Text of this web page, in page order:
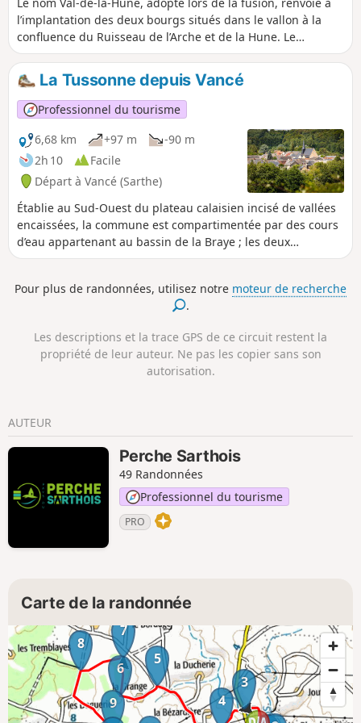
l’implantation des deux bourgs situés dans le vallon à la
confluence du Ruisseau de l’Arche et de la Hune. Le
territoire est occupé très anciennement, en témoigne le
dolmen, situé à la limite avec Tresson, datant du
Néolithique ainsi que la voie antique, Via Turniacensis,
reliant Le Mans à Blois ; passant par Volnay et Saint-Mars-
de-Locquenay avant de se diriger vers la Vallée du Loir. Elle
favorisa le développement de grands domaines agricoles,
expliquant la présence de nombreux fiefs à l’époque
médiévale dont il reste peu de vestiges (Champion, Pois, le
Grand Yvay, Mélève, Sargilet) à l’exception de la Chesnaye
qui les engloba pour la plupart au cours de l’Époque
Moderne (XVIe-XVIIIe siècle).
La Tussonne depuis Vancé
Professionnel du tourisme
6,68 km
+97 m
-90 m
2h 10
Facile
Départ à Vancé (Sarthe)
Établie au Sud-Ouest du plateau calaisien incisé de vallées
encaissées, la commune est compartimentée par des cours
d’eau appartenant au bassin de la Braye ; les deux
principaux sont le Charmançon et le Tusson. Son origine
histoire se précise au Moyen Âge grâce à la découverte de
monnaies. Au début du XIXe siècle, après un essor
nombre d’artisans. Ainsi, on recense dans le bourg en 1810,
treize tisserands, douze professionnels du bâtiment :
quatre tailleurs de pierre, un maçon, un charpentier, trois
Pour plus de randonnées, utilisez notre moteur de recherche
.
Les descriptions et la trace GPS de ce circuit restent la
propriété de leur auteur. Ne pas les copier sans son
autorisation.
AUTEUR
Perche Sarthois
49 Randonnées
Professionnel du tourisme
PRO
Carte de la randonnée
3
4
5
6
7
8
9